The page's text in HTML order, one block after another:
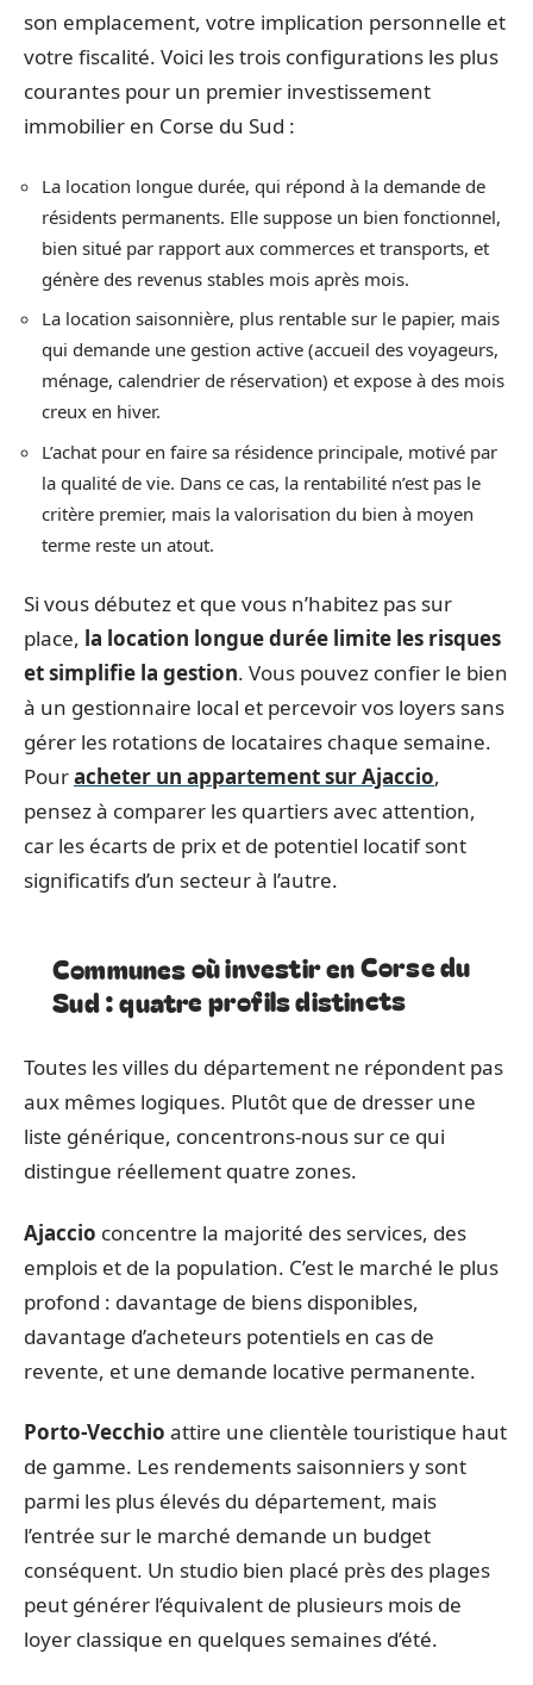
son emplacement, votre implication personnelle et
votre fiscalité. Voici les trois configurations les plus
courantes pour un premier investissement
immobilier en Corse du Sud :
La location longue durée, qui répond à la demande de
résidents permanents. Elle suppose un bien fonctionnel,
bien situé par rapport aux commerces et transports, et
génère des revenus stables mois après mois.
La location saisonnière, plus rentable sur le papier, mais
qui demande une gestion active (accueil des voyageurs,
ménage, calendrier de réservation) et expose à des mois
creux en hiver.
L’achat pour en faire sa résidence principale, motivé par
la qualité de vie. Dans ce cas, la rentabilité n’est pas le
critère premier, mais la valorisation du bien à moyen
terme reste un atout.
Si vous débutez et que vous n’habitez pas sur
place, la location longue durée limite les risques
et simplifie la gestion. Vous pouvez confier le bien
à un gestionnaire local et percevoir vos loyers sans
gérer les rotations de locataires chaque semaine.
Pouracheter un appartement sur Ajaccio,
pensez à comparer les quartiers avec attention,
car les écarts de prix et de potentiel locatif sont
significatifs d’un secteur à l’autre.
Communes où investir en Corse du
Sud : quatre profils distincts
Toutes les villes du département ne répondent pas
aux mêmes logiques. Plutôt que de dresser une
liste générique, concentrons-nous sur ce qui
distingue réellement quatre zones.
Ajaccio concentre la majorité des services, des
emplois et de la population. C’est le marché le plus
profond : davantage de biens disponibles,
davantage d’acheteurs potentiels en cas de
revente, et une demande locative permanente.
Porto-Vecchio attire une clientèle touristique haut
de gamme. Les rendements saisonniers y sont
parmi les plus élevés du département, mais
l’entrée sur le marché demande un budget
conséquent. Un studio bien placé près des plages
peut générer l’équivalent de plusieurs mois de
loyer classique en quelques semaines d’été.